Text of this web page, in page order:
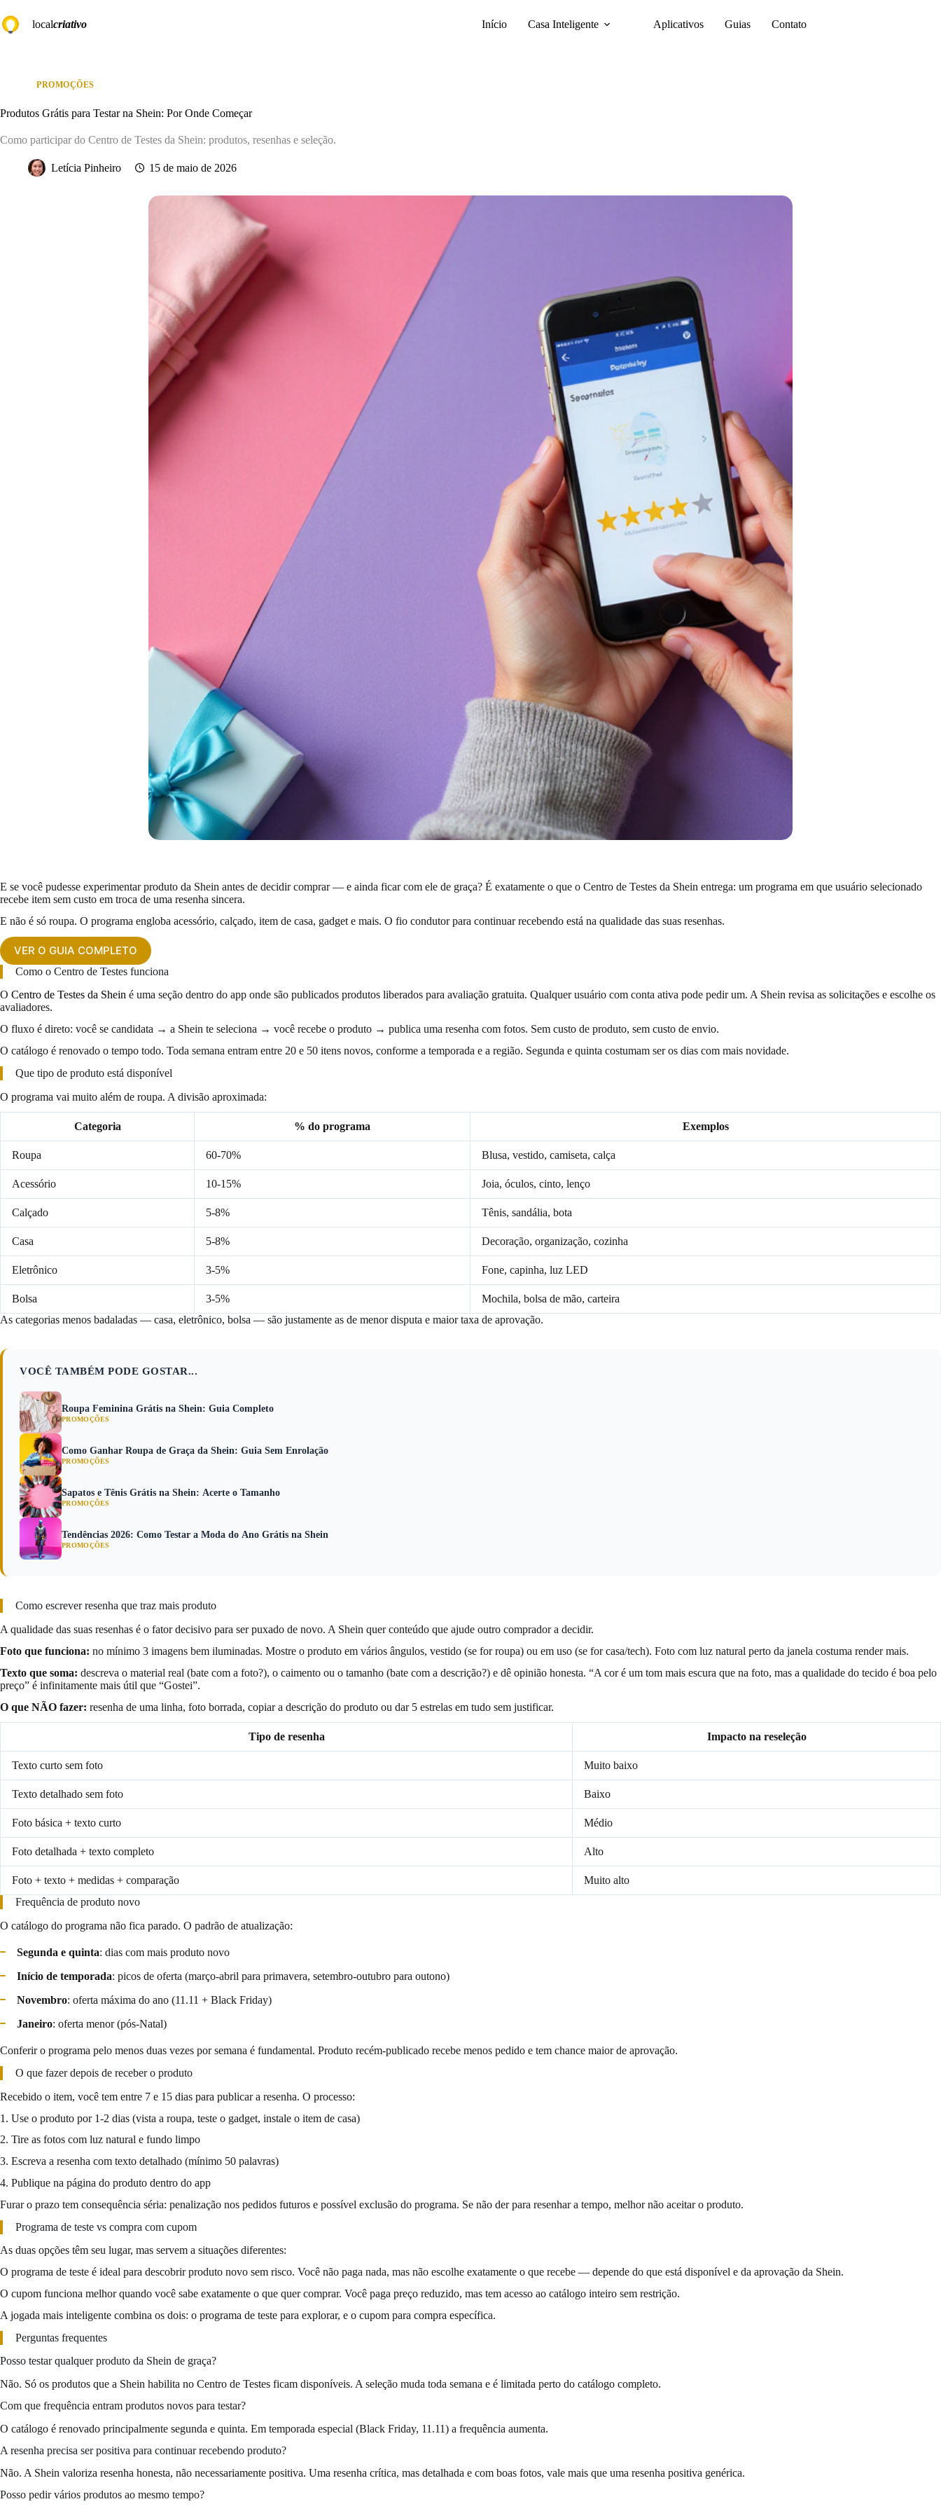
para
o
localcriativo Início Casa Inteligente Aplicativos Guias Contato
PROMOÇÕES
Produtos Grátis para Testar na Shein: Por Onde Começar
Como participar do Centro de Testes da Shein: produtos, resenhas e seleção.
Letícia Pinheiro 15 de maio de 2026
E se você pudesse experimentar produto da Shein antes de decidir comprar — e ainda ficar com ele de graça? É exatamente o que o Centro de Testes da Shein entrega: um programa em que usuário selecionado
recebe item sem custo em troca de uma resenha sincera.
E não é só roupa. O programa engloba acessório, calçado, item de casa, gadget e mais. O fio condutor para continuar recebendo está na qualidade das suas resenhas.
VER O GUIA COMPLETO
Como o Centro de Testes funciona
O Centro de Testes da Shein é uma seção dentro do app onde são publicados produtos liberados para avaliação gratuita. Qualquer usuário com conta ativa pode pedir um. A Shein revisa as solicitações e escolhe os
avaliadores.
O fluxo é direto: você se candidata → a Shein te seleciona → você recebe o produto → publica uma resenha com fotos. Sem custo de produto, sem custo de envio.
O catálogo é renovado o tempo todo. Toda semana entram entre 20 e 50 itens novos, conforme a temporada e a região. Segunda e quinta costumam ser os dias com mais novidade.
Que tipo de produto está disponível
O programa vai muito além de roupa. A divisão aproximada:
Categoria % do programa Exemplos
Roupa 60-70% Blusa, vestido, camiseta, calça
Acessório 10-15% Joia, óculos, cinto, lenço
Calçado 5-8% Tênis, sandália, bota
Casa 5-8% Decoração, organização, cozinha
Eletrônico 3-5% Fone, capinha, luz LED
Bolsa 3-5%
Mochila, bolsa de mão, carteira
As categorias menos badaladas — casa, eletrônico, bolsa — são justamente as de menor disputa e maior taxa de aprovação.
VOCÊ TAMBÉM PODE GOSTAR...
Roupa Feminina Grátis na Shein: Guia Completo
PROMOÇÕES
Como Ganhar Roupa de Graça da Shein: Guia Sem Enrolação
PROMOÇÕES
Sapatos e Tênis Grátis na Shein: Acerte o Tamanho
PROMOÇÕES
Tendências 2026: Como Testar a Moda do Ano Grátis na Shein
PROMOÇÕES
Como escrever resenha que traz mais produto
A qualidade das suas resenhas é o fator decisivo para ser puxado de novo. A Shein quer conteúdo que ajude outro comprador a decidir.
Foto que funciona: no mínimo 3 imagens bem iluminadas. Mostre o produto em vários ângulos, vestido (se for roupa) ou em uso (se for casa/tech). Foto com luz natural perto da janela costuma render mais.
Texto que soma: descreva o material real (bate com a foto?), o caimento ou o tamanho (bate com a descrição?) e dê opinião honesta. “A cor é um tom mais escura que na foto, mas a qualidade do tecido é boa pelo
preço” é infinitamente mais útil que “Gostei”.
O que NÃO fazer: resenha de uma linha, foto borrada, copiar a descrição do produto ou dar 5 estrelas em tudo sem justificar.
Tipo de resenha Impacto na reseleção
Texto curto sem foto Muito baixo
Texto detalhado sem foto Baixo
Foto básica + texto curto Médio
Foto detalhada + texto completo Alto
Foto + texto + medidas + comparação
Muito alto
Frequência de produto novo
O catálogo do programa não fica parado. O padrão de atualização:
Segunda e quinta: dias com mais produto novo
Início de temporada: picos de oferta (março-abril para primavera, setembro-outubro para outono)
Novembro: oferta máxima do ano (11.11 + Black Friday)
Janeiro: oferta menor (pós-Natal)
Conferir o programa pelo menos duas vezes por semana é fundamental. Produto recém-publicado recebe menos pedido e tem chance maior de aprovação.
O que fazer depois de receber o produto
Recebido o item, você tem entre 7 e 15 dias para publicar a resenha. O processo:
1. Use o produto por 1-2 dias (vista a roupa, teste o gadget, instale o item de casa)
2. Tire as fotos com luz natural e fundo limpo
3. Escreva a resenha com texto detalhado (mínimo 50 palavras)
4. Publique na página do produto dentro do app
Furar o prazo tem consequência séria: penalização nos pedidos futuros e possível exclusão do programa. Se não der para resenhar a tempo, melhor não aceitar o produto.
Programa de teste vs compra com cupom
As duas opções têm seu lugar, mas servem a situações diferentes:
O programa de teste é ideal para descobrir produto novo sem risco. Você não paga nada, mas não escolhe exatamente o que recebe — depende do que está disponível e da aprovação da Shein.
O cupom funciona melhor quando você sabe exatamente o que quer comprar. Você paga preço reduzido, mas tem acesso ao catálogo inteiro sem restrição.
A jogada mais inteligente combina os dois: o programa de teste para explorar, e o cupom para compra específica.
Perguntas frequentes
Posso testar qualquer produto da Shein de graça?
Não. Só os produtos que a Shein habilita no Centro de Testes ficam disponíveis. A seleção muda toda semana e é limitada perto do catálogo completo.
Com que frequência entram produtos novos para testar?
O catálogo é renovado principalmente segunda e quinta. Em temporada especial (Black Friday, 11.11) a frequência aumenta.
A resenha precisa ser positiva para continuar recebendo produto?
Não. A Shein valoriza resenha honesta, não necessariamente positiva. Uma resenha crítica, mas detalhada e com boas fotos, vale mais que uma resenha positiva genérica.
Posso pedir vários produtos ao mesmo tempo?